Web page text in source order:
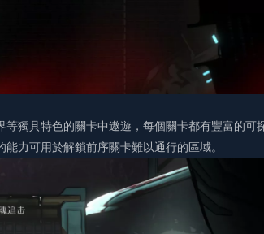
獨具特色的關卡中遨遊，每個關卡都有豐富的可
力可用於解鎖前序關卡難以通行的區域。